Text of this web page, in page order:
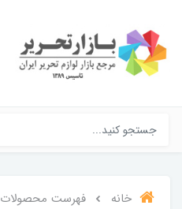
خانه
فهرست محصولات